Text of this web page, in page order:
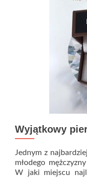
Wyjątkowy
Jednym z
młodego
W jaki miejscu